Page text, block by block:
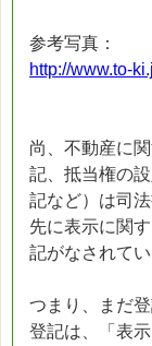
参考写真：
http://www.to-
尚、不動産に
記、抵当権の
記など）は司
先に表示に関
記がなされて
つまり、まだ
登記は、「表